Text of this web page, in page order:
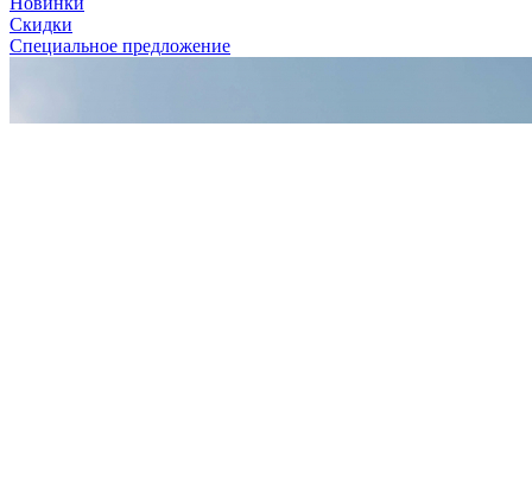
Скидки
Специальное предложение